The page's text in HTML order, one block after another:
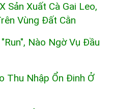
Sản Xuất Cà Gai Leo,
Vùng Đất Cằn
Nào Ngờ Vụ Đầu
Thu Nhập Ổn Đinh Ở